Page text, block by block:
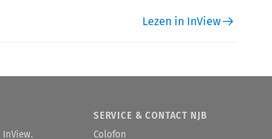
Lezen in InView
SERVICE & CONTACT NJB
Colofon